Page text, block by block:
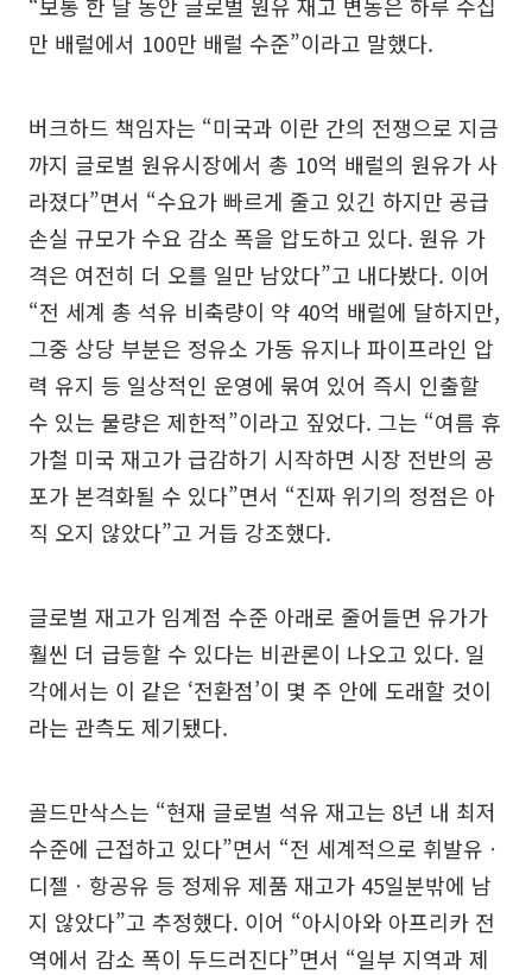
만 배럴에서 100만 배럴 수준”이라고 말했다.
버크하드 책임자는 “미국과 이란 간의 전쟁으로 지금
까지 글로벌 원유시장에서 총 10억 배럴의 원유가 사
라졌다”면서 “수요가 빠르게 줄고 있긴 하지만 공급
손실 규모가 수요 감소 폭을 압도하고 있다. 원유 가
격은 여전히 더 오를 일만 남았다”고 내다봤다. 이어
“전 세계 총 석유 비축량이 약 40억 배럴에 달하지만,
그중 상당 부분은 정유소 가동 유지나 파이프라인 압
력 유지 등 일상적인 운영에 묶여 있어 즉시 인출할
수 있는 물량은 제한적”이라고 짚었다. 그는 “여름 휴
가철 미국 재고가 급감하기 시작하면 시장 전반의 공
포가 본격화될 수 있다”면서 “진짜 위기의 정점은 아
직 오지 않았다”고 거듭 강조했다.
글로벌 재고가 임계점 수준 아래로 줄어들면 유가가
훨씬 더 급등할 수 있다는 비관론이 나오고 있다. 일
각에서는 이 같은 ‘전환점’이 몇 주 안에 도래할 것이
라는 관측도 제기됐다.
골드만삭스는 “현재 글로벌 석유 재고는 8년 내 최저
수준에 근접하고 있다”면서 “전 세계적으로 휘발유ㆍ
디젤ㆍ항공유 등 정제유 제품 재고가 45일분밖에 남
지 않았다”고 추정했다. 이어 “아시아와 아프리카 전
역에서 감소 폭이 두드러진다”면서 “일부 지역과 제